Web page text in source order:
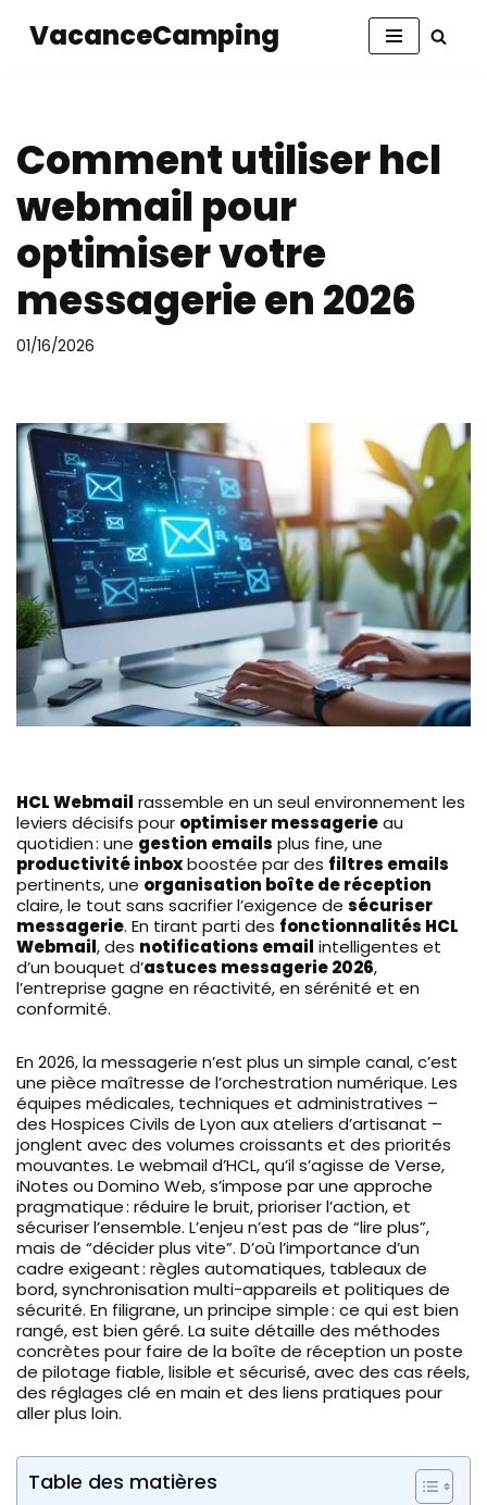
VacanceCamping
Comment utiliser hcl
webmail pour
optimiser votre
messagerie en 2026
01/16/2026
HCL Webmail rassemble en un seul environnement les
leviers décisifs pour optimiser messagerieau
quotidien : une gestion emails plus fine, une
productivité inboxboostée par des filtres emails
pertinents, une organisation boîte de réception
claire, le tout sans sacrifier l’exigence de sécuriser
messagerie. En tirant parti des fonctionnalités HCL
Webmail, des notifications email intelligentes et
d’un bouquet d’astuces messagerie 2026,
l’entreprise gagne en réactivité, en sérénité et en
conformité.
En 2026, la messagerie n’est plus un simple canal, c’est
une pièce maîtresse de l’orchestration numérique. Les
équipes médicales, techniques et administratives –
des Hospices Civils de Lyon aux ateliers d’artisanat –
jonglent avec des volumes croissants et des priorités
mouvantes. Le webmail d’HCL, qu’il s’agisse de Verse,
iNotes ou Domino Web, s’impose par une approche
pragmatique : réduire le bruit, prioriser l’action, et
sécuriser l’ensemble. L’enjeu n’est pas de “lire plus”,
mais de “décider plus vite”. D’où l’importance d’un
cadre exigeant : règles automatiques, tableaux de
bord, synchronisation multi-appareils et politiques de
sécurité. En filigrane, un principe simple : ce qui est bien
rangé, est bien géré. La suite détaille des méthodes
concrètes pour faire de la boîte de réception un poste
de pilotage fiable, lisible et sécurisé, avec des cas réels,
des réglages clé en main et des liens pratiques pour
aller plus loin.
Table des matières